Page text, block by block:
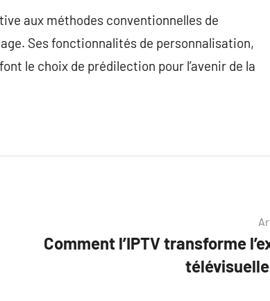
aux méthodes conventionnelles de
Ses fonctionnalités de personnalisation,
le choix de prédilection pour l’avenir de la
Comment l’IPTV transforme